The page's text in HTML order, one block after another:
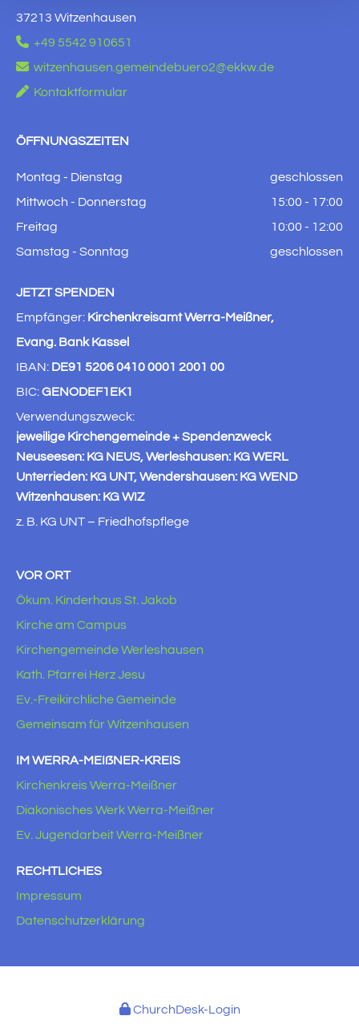
37213 Witzenhausen
 +49 5542 910651
 witzenhausen.gemeindebuero2@ekkw.de
 Kontaktformular
ÖFFNUNGSZEITEN
Montag - Dienstag
geschlossen
Mittwoch - Donnerstag
15:00 - 17:00
Freitag
10:00 - 12:00
Samstag - Sonntag
geschlossen
JETZT SPENDEN
Empfänger: Kirchenkreisamt Werra-Meißner,
Evang. Bank Kassel
IBAN: DE91 5206 0410 0001 2001 00
BIC:GENODEF1EK1
Verwendungszweck:
jeweilige Kirchengemeinde + Spendenzweck
Neuseesen: KG NEUS, Werleshausen: KG WERL
Unterrieden: KG UNT, Wendershausen: KG WEND
Witzenhausen: KG WIZ
z. B. KG UNT – Friedhofspflege
VOR ORT
Ökum. Kinderhaus St. Jakob
Kirche am Campus
Kirchengemeinde Werleshausen
Kath. Pfarrei Herz Jesu
Ev.-Freikirchliche Gemeinde
Gemeinsam für Witzenhausen
IM WERRA-MEIẞNER-KREIS
Kirchenkreis Werra-Meißner
Diakonisches Werk Werra-Meißner
Ev. Jugendarbeit Werra-Meißner
RECHTLICHES
Impressum
Datenschutzerklärung
ChurchDesk-Login